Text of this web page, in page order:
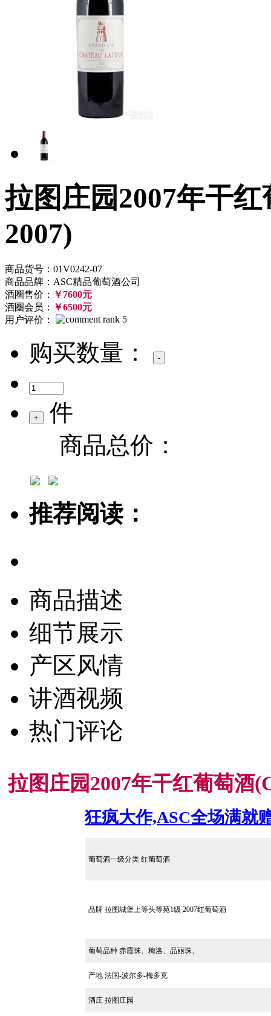
拉图庄园2007年干
2007)
商品货号：01V0242-07
商品品牌：ASC精品葡萄酒公司
酒圈售价： ￥7600元
酒圈会员： ￥6500元
用户评价：
购买数量：
件
商品总价：
推荐阅读：
商品描述
细节展示
产区风情
讲酒视频
热门评论
拉图庄园2007年干红葡萄酒
狂疯大作,ASC全场满就
葡萄酒一级分类 红葡萄酒
品牌 拉图城堡上等头等苑1级 2007红葡萄酒
葡萄品种 赤霞珠、梅洛、品丽珠、
产地 法国-波尔多-梅多克
酒庄 拉图庄园